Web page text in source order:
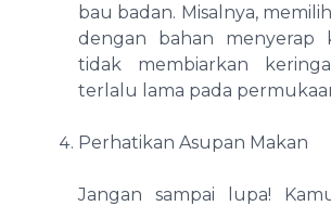
bau badan. Misalnya,
dengan bahan menyerap
tidak membiarkan
terlalu lama pada
Perhatikan Asupan Makan
Jangan sampai lupa!